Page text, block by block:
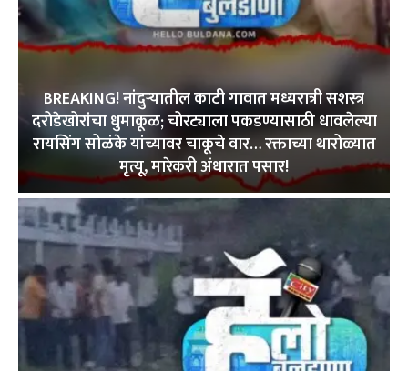
BREAKING! नांदुऱ्यातील काटी गावात मध्यरात्री सशस्त्र
दरोडेखोरांचा धुमाकूळ; चोरट्याला पकडण्यासाठी धावलेल्या
रायसिंग सोळंके यांच्यावर चाकूचे वार… रक्ताच्या थारोळ्यात
मृत्यू, मारेकरी अंधारात पसार!